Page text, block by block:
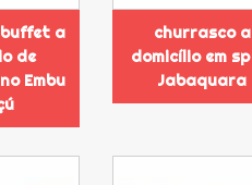
a
de
Embu
churrasco a
domicílio em
Jabaquara